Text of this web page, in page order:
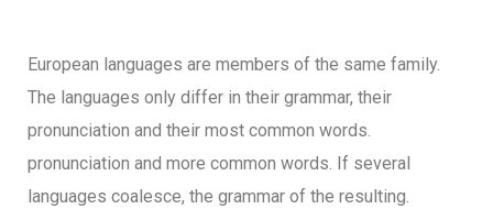
European languages are members of the same family.
The languages only differ in their grammar, their
pronunciation and their most common words.
pronunciation and more common words. If several
languages coalesce, the grammar of the resulting.